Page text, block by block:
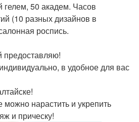
50 академ. Часов
(10 разных дизайнов в
роспись.
в удобное для вас
нарастить и укрепить
и прическу!